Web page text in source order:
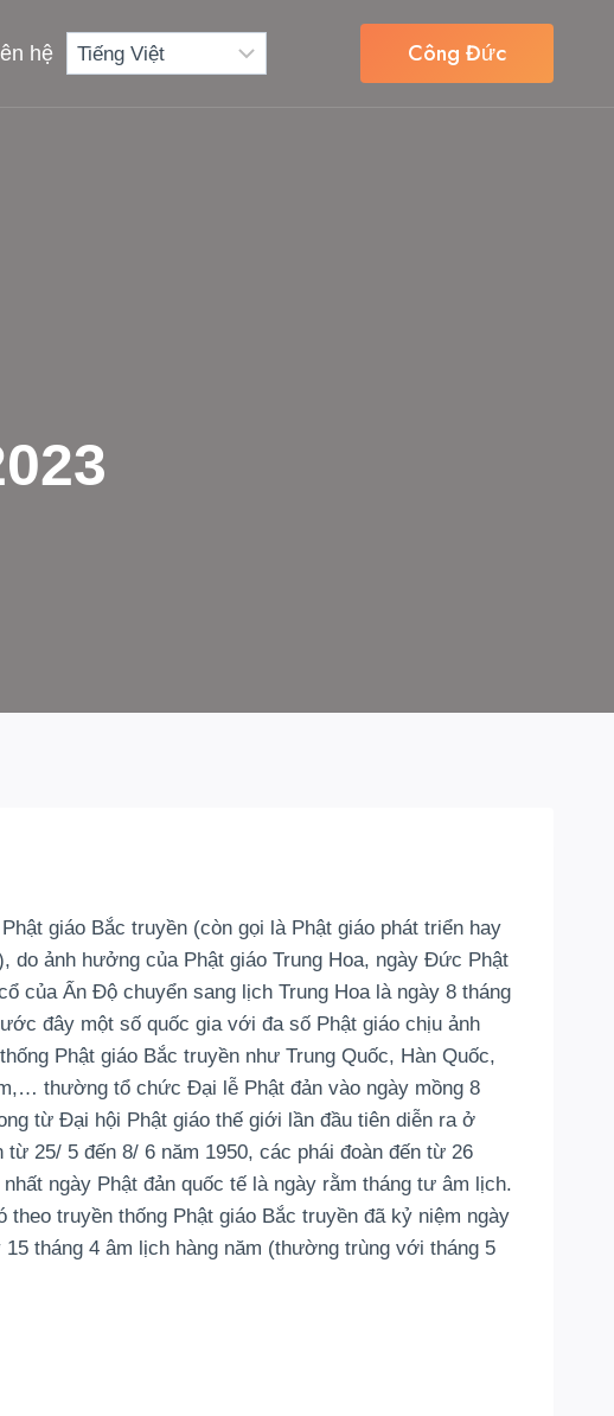
hệ Công Đức
giáo Bắc truyền (còn gọi là Phật giáo phát triển hay
do ảnh hưởng của Phật giáo Trung Hoa, ngày Đức Phật
của Ấn Độ chuyển sang lịch Trung Hoa là ngày 8 tháng
đây một số quốc gia với đa số Phật giáo chịu ảnh
Phật giáo Bắc truyền như Trung Quốc, Hàn Quốc,
thường tổ chức Đại lễ Phật đản vào ngày mồng 8
từ Đại hội Phật giáo thế giới lần đầu tiên diễn ra ở
từ 25/ 5 đến 8/ 6 năm 1950, các phái đoàn đến từ 26
ngày Phật đản quốc tế là ngày rằm tháng tư âm lịch.
truyền thống Phật giáo Bắc truyền đã kỷ niệm ngày
15 tháng 4 âm lịch hàng năm (thường trùng với tháng 5